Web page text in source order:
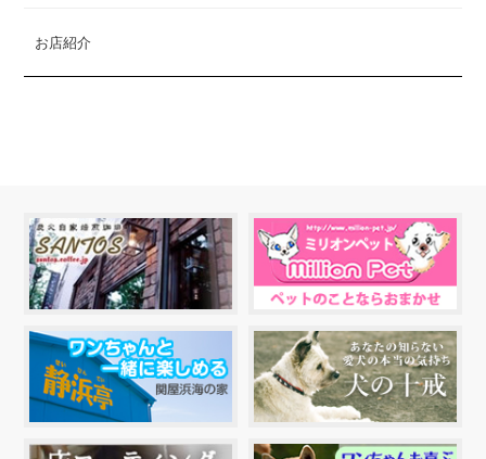
お店紹介